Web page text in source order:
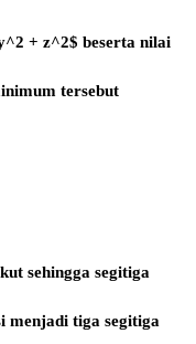
+ z^2$ beserta nilai
tersebut
sehingga segitiga
menjadi tiga segitiga